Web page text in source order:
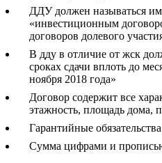
ДДУ должен называться
«инвестиционным
договоров долевого
В дду в отличие от жск
сроках сдачи вплоть до
ноября 2018 года»
Договор содержит все
этажность, площадь дома,
Гарантийные
Сумма цифрами и